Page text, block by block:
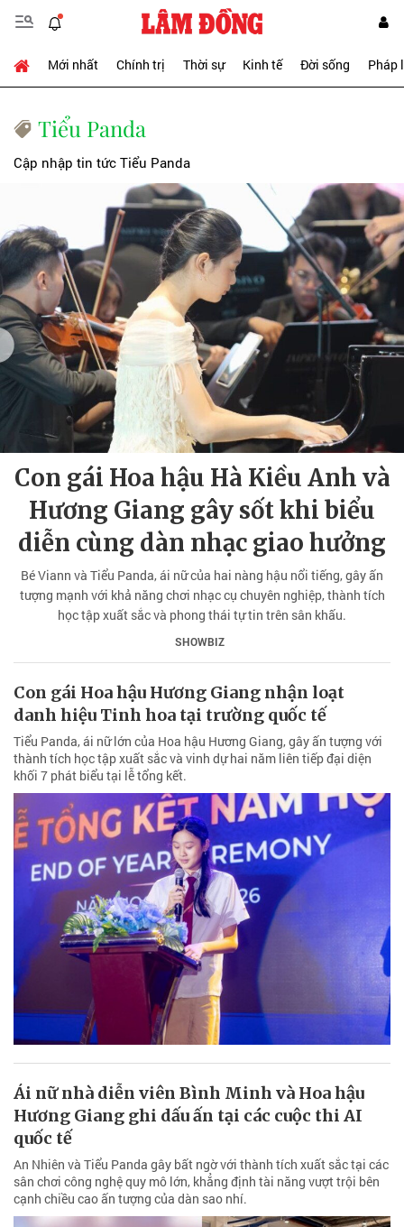
Mới nhất Chính trị Thời sự Kinh tế Đời sống Pháp
Tiểu Panda
Cập nhập tin tức Tiểu Panda
Con gái Hoa hậu Hà Kiều Anh và
Hương Giang gây sốt khi biểu
diễn cùng dàn nhạc giao hưởng
Bé Viann và Tiểu Panda, ái nữ của hai nàng hậu nổi tiếng, gây ấn
tượng mạnh với khả năng chơi nhạc cụ chuyên nghiệp, thành tích
học tập xuất sắc và phong thái tự tin trên sân khấu.
SHOWBIZ
Con gái Hoa hậu Hương Giang nhận loạt
danh hiệu Tinh hoa tại trường quốc tế
Tiểu Panda, ái nữ lớn của Hoa hậu Hương Giang, gây ấn tượng với
thành tích học tập xuất sắc và vinh dự hai năm liên tiếp đại diện
khối 7 phát biểu tại lễ tổng kết.
Ái nữ nhà diễn viên Bình Minh và Hoa hậu
Hương Giang ghi dấu ấn tại các cuộc thi AI
quốc tế
An Nhiên và Tiểu Panda gây bất ngờ với thành tích xuất sắc tại các
sân chơi công nghệ quy mô lớn, khẳng định tài năng vượt trội bên
cạnh chiều cao ấn tượng của dàn sao nhí.